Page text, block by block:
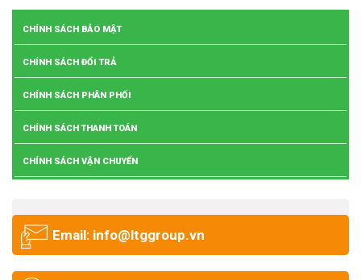
CHÍNH SÁCH BẢO MẬT
CHÍNH SÁCH ĐỔI TRẢ
CHÍNH SÁCH PHÂN PHỐI
CHÍNH SÁCH THANH TOÁN
CHÍNH SÁCH VẬN CHUYỂN
Email: info@ltggroup.vn